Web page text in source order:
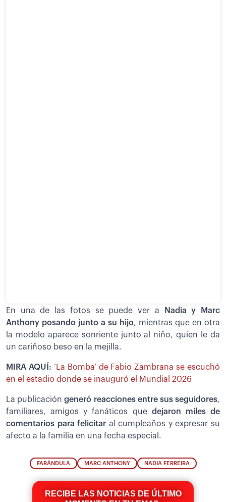
En una de las fotos se puede ver a
Nadia y Marc
Anthony posando junto a su hijo, mientras que en otra
la modelo aparece sonriente junto al niño, quien le da
un cariñoso beso en la mejilla.
MIRA AQUÍ: ‘La Bomba’ de Fabio Zambrana se escuchó
en el estadio donde se inauguró el Mundial 2026
La publicación generó reacciones entre sus seguidores,
familiares, amigos y fanáticos que dejaron miles de
comentarios para felicitar al cumpleaños y expresar su
afecto a la familia en una fecha especial.
FARÁNDULA MARC ANTHONY NADIA FERREIRA
RECIBE LAS NOTICIAS DE ÚLTIMO